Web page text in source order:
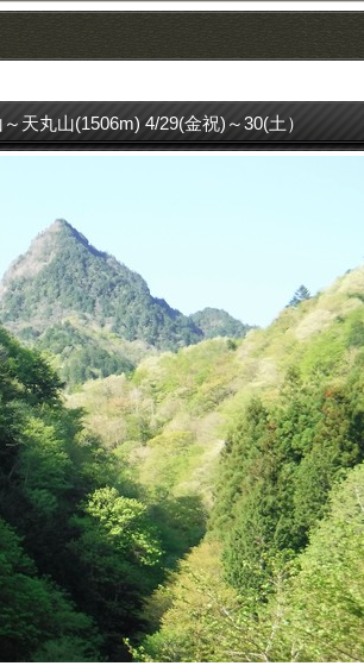
天丸山(1506m) 4/29(金祝)～30(土）